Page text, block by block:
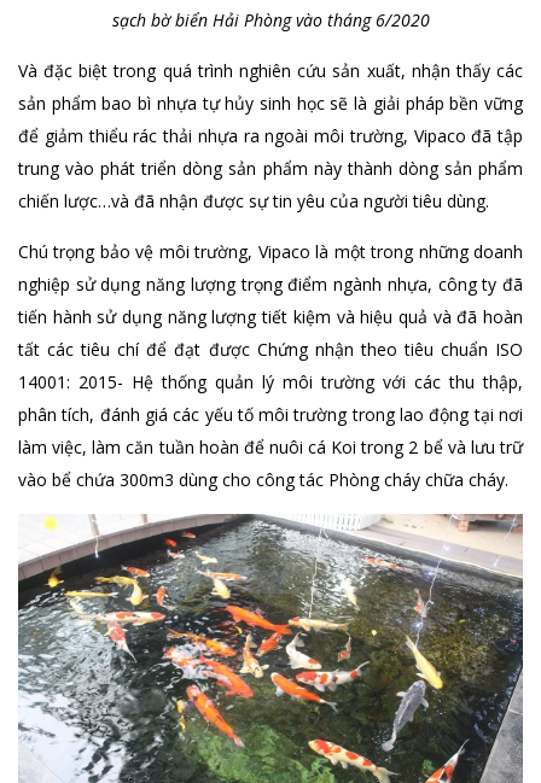
sạch bờ biển Hải Phòng vào tháng 6/2020
Và đặc biệt trong quá trình nghiên cứu sản xuất, nhận thấy các
sản phẩm bao bì nhựa tự hủy sinh học sẽ là giải pháp bền vững
để giảm thiểu rác thải nhựa ra ngoài môi trường, Vipaco đã tập
trung vào phát triển dòng sản phẩm này thành dòng sản phẩm
chiến lược…và đã nhận được sự tin yêu của người tiêu dùng.
Chú trọng bảo vệ môi trường, Vipaco là một trong những doanh
nghiệp sử dụng năng lượng trọng điểm ngành nhựa, công ty đã
tiến hành sử dụng năng lượng tiết kiệm và hiệu quả và đã hoàn
tất các tiêu chí để đạt được Chứng nhận theo tiêu chuẩn ISO
14001: 2015- Hệ thống quản lý môi trường với cácthu thập,
phân tích, đánh giá các yếu tố môi trường trong lao động tại nơi
làm việc, làm căn tuần hoàn để nuôi cá Koi trong 2 bể và lưu trữ
vào bể chứa 300m3 dùng cho công tác Phòng cháy chữa cháy.